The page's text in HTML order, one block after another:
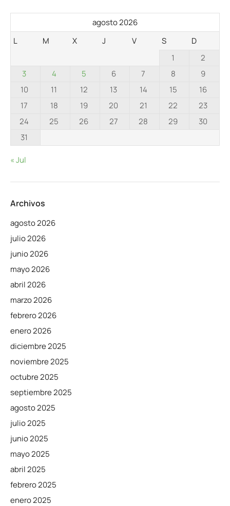
agosto 2026
L
M X J V S
D
1
2
3
4 5 6 7 8
9
10
11 12 13 14 15
16
17
18 19 20 21 22
23
24
25 26 27 28 29
30
31
« Jul
Archivos
agosto 2026
julio 2026
junio 2026
mayo 2026
abril 2026
marzo 2026
febrero 2026
enero 2026
diciembre 2025
noviembre 2025
octubre 2025
septiembre 2025
agosto 2025
julio 2025
junio 2025
mayo 2025
abril 2025
febrero 2025
enero 2025